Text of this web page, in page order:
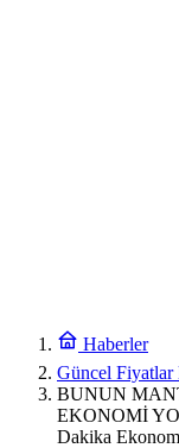
Haberler
Güncel Fiyatlar
BUNUN
EKONOMİ
Dakika